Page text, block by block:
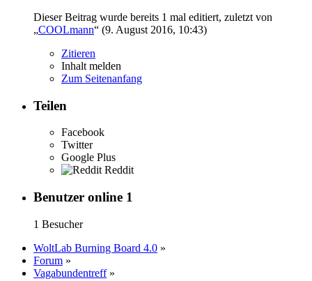
Dieser Beitrag wurde bereits 1 mal editiert, zuletzt von
„COOLmann“ (9. August 2016, 10:43)
Zitieren
Inhalt melden
Zum Seitenanfang
Teilen
Facebook
Twitter
Google Plus
Reddit
Benutzer online 1
1 Besucher
WoltLab Burning Board 4.0 »
Forum »
Vagabundentreff »